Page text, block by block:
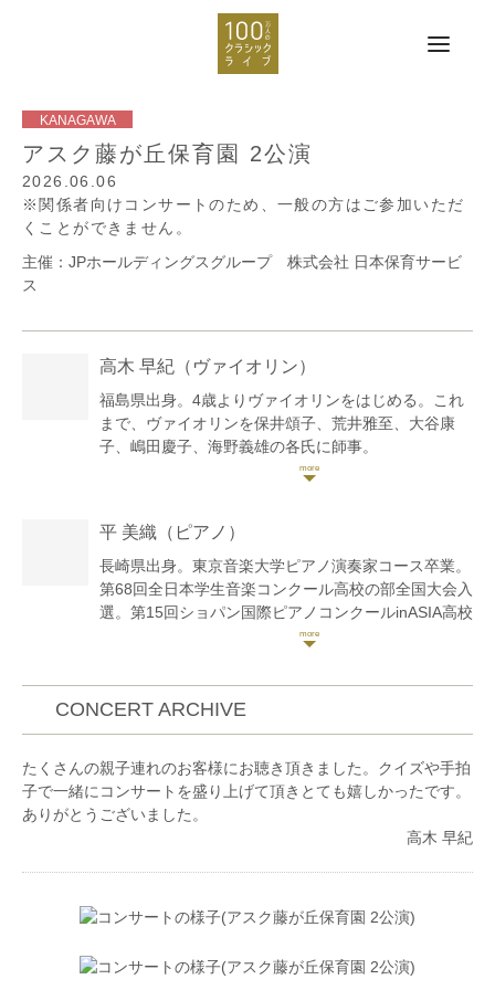
アスク藤が丘保育園 2公演
2026.06.06
※関係者向けコンサートのため、一般の方はご参加いただ
くことができません。
主催：JPホールディングスグループ 株式会社 日本保育サービ
ス
高木 早紀 （ヴァイオリン）
福島県出身。4歳よりヴァイオリンをはじめる。これ
まで、ヴァイオリンを保井頌子、荒井雅至、大谷康
子、嶋田慶子、海野義雄の各氏に師事。
国立音楽大学附属高等学校、東京音楽大学を経て、東
ぶ。
モーツァルテウム国際音楽アカデミーマスタークラ
ス、ウィーン国立音楽大学マスタークラス、京都フラ
ンス音楽アカデミーマスタークラス修了。また、
出演。第6回横浜国際音楽コンクールにて最高位。第
2011年より定期的に福島、東京に於いてソロリサイ
タルを行う。現在、ソロや室内楽、オーケストラ客演
など幅広く演奏活動を行うほか、ソリストとしてオー
平 美織 （ピアノ）
長崎県出身。東京音楽大学ピアノ演奏家コース卒業。
第68回全日本学生音楽コンクール高校の部全国大会入
選。第15回ショパン国際ピアノコンクールinASIA高校
生部門 アジア大会銀賞、第19回同コンクールコンチ
コンクール 準グランプリ及び聴衆賞。第62回西日本
国際音楽コンクール理創賞(最高位)など数々のコンク
氏や九州交響楽団奏者と共演。これまでにピアノを田
中美江、三舩優子、迫昭嘉、御邊典一の各氏に師事。
CONCERT ARCHIVE
たくさんの親子連れのお客様にお聴き頂きました。クイズや手拍
子で一緒にコンサートを盛り上げて頂きとても嬉しかったです。
ありがとうございました。
高木 早紀